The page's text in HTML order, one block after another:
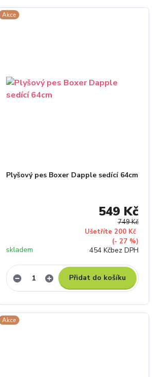
Akce
Plyšový pes Boxer Dapple sedící 64cm
749 Kč
Ušetříte 200 Kč
(- 27 %)
549 Kč
454 Kčbez DPH
skladem
Přidat do košíku
Akce